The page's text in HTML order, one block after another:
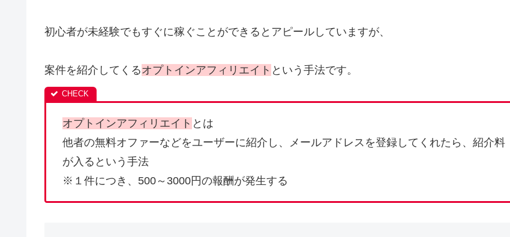
初心者が未経験でもすぐに稼ぐことができるとアピールしていますが、
案件を紹介してくるオプトインアフィリエイト という手法です。
オプトインアフィリエイト とは
他者の無料オファーなどをユーザーに紹介し、メールアドレスを登録してくれたら、紹介料
が入るという手法
※１件につき、500～3000円の報酬が発生する